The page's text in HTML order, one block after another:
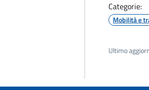
Categorie:
Mobilità e
Ultimo